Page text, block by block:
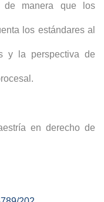
de manera que los
los estándares al
y la perspectiva de
en derecho de